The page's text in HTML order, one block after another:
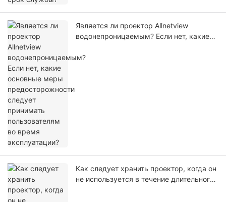
Является ли проектор Allnetview
водонепроницаемым? Если нет, какие
следует принимать пользователям во
Как следует хранить проектор, когда он
не используется в течение длительного